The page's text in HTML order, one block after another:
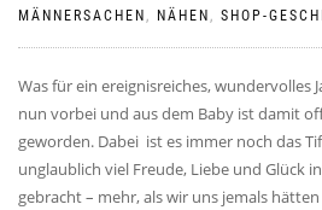
MÄNNERSACHEN , NÄHEN , SHOP-
Was für ein ereignisreiches, wundervolles
nun vorbei und aus dem Baby ist damit
geworden. Dabei ist es immer noch das
unglaublich viel Freude, Liebe und Glück
gebracht – mehr, als wir uns jemals